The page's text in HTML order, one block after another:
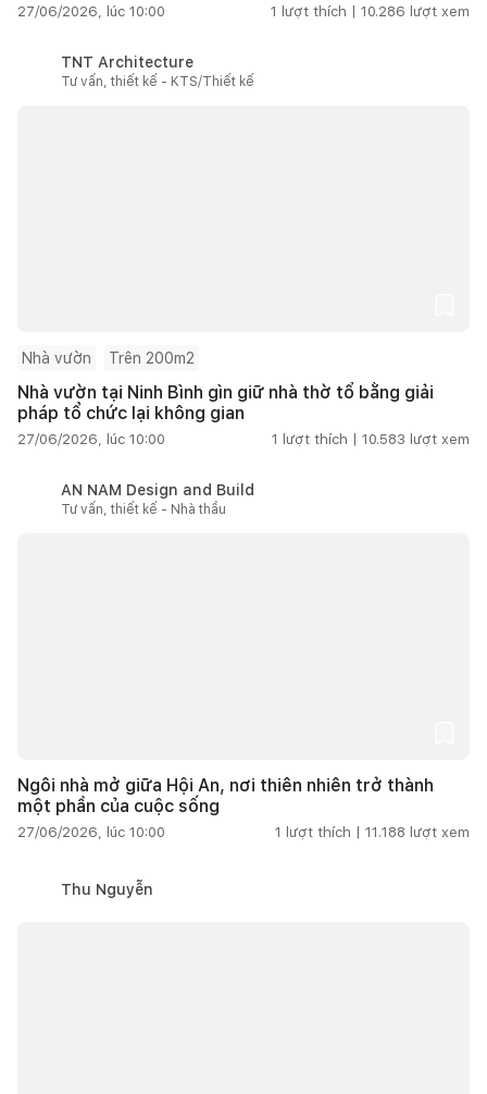
27/06/2026, lúc 10:00 1 lượt thích | 10.286 lượt xem
TNT Architecture
Tư vấn, thiết kế - KTS/Thiết kế
Nhà vườn Trên 200m2
Nhà vườn tại Ninh Bình gìn giữ nhà thờ tổ bằng giải
pháp tổ chức lại không gian
27/06/2026, lúc 10:00 1 lượt thích | 10.583 lượt xem
AN NAM Design and Build
Tư vấn, thiết kế - Nhà thầu
Ngôi nhà mở giữa Hội An, nơi thiên nhiên trở thành
một phần của cuộc sống
27/06/2026, lúc 10:00 1 lượt thích | 11.188 lượt xem
Thu Nguyễn